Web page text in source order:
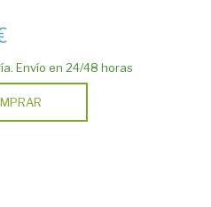
Envío en 24/48 horas